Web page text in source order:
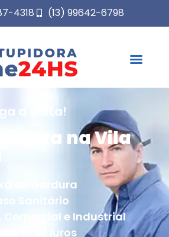
4318 (13) 99642-6798
a visita!
na Vila
de Gordura
Sanitário
Comercial e Industrial
6x S/ juros